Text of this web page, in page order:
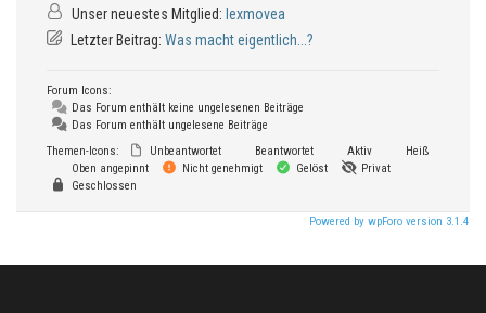
Unser neuestes Mitglied: lexmovea
Letzter Beitrag: Was macht eigentlich...?
Forum Icons:
Das Forum enthält keine ungelesenen Beiträge
Das Forum enthält ungelesene Beiträge
Themen-Icons:
Unbeantwortet Beantwortet Aktiv
Heiß
Oben angepinnt
Nicht genehmigt Gelöst
Privat
Geschlossen
Powered by wpForo version 3.1.4